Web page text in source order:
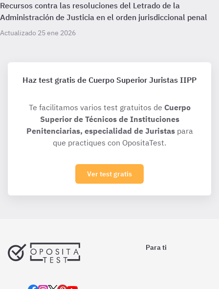
Recursos contra las resoluciones del Letrado de la
Administración de Justicia en el orden jurisdiccional penal
Actualizado 25 ene 2026
Haz test gratis de Cuerpo Superior Juristas IIPP
Te facilitamos varios test gratuitos de Cuerpo
Superior de Técnicos de Instituciones
Penitenciarias, especialidad de Juristaspara
que practiques con OpositaTest.
Ver test gratis
Para ti